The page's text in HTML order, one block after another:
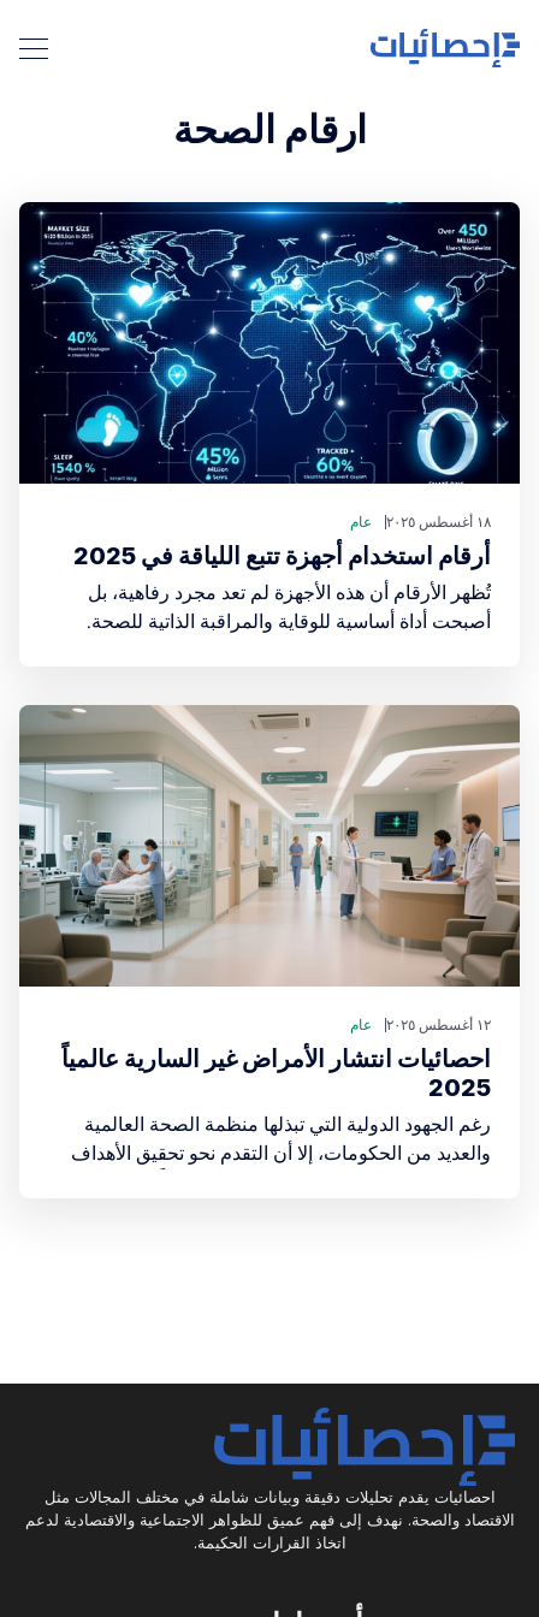
ارقام الصحة
١٨ أغسطس ٢٠٢٥ عام
أرقام استخدام أجهزة تتبع اللياقة في 2025
تُظهر الأرقام أن هذه الأجهزة لم تعد مجرد رفاهية، بل
أصبحت أداة أساسية للوقاية والمراقبة الذاتية للصحة.
١٢ أغسطس ٢٠٢٥ عام
احصائيات انتشار الأمراض غير السارية عالمياً
2025
رغم الجهود الدولية التي تبذلها منظمة الصحة العالمية
والعديد من الحكومات، إلا أن التقدم نحو تحقيق الأهداف
احصائيات يقدم تحليلات دقيقة وبيانات شاملة في مختلف المجالات مثل
الاقتصاد والصحة. نهدف إلى فهم عميق للظواهر الاجتماعية والاقتصادية لدعم
اتخاذ القرارات الحكيمة.